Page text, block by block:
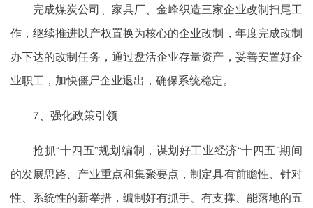
完成煤炭公司、家具厂、金峰织造三家企业改制扫尾工
作，继续推进以产权置换为核心的企业改制，年度完成改制
办下达的改制任务，通过盘活企业存量资产，妥善安置好企
业职工，加快僵尸企业退出，确保系统稳定。
7、强化政策引领
抢抓“十四五”规划编制，谋划好工业经济“十四五”期间
的发展思路、产业重点和集聚要点，制定具有前瞻性、针对
性、系统性的新举措，编制好有抓手、有支撑、能落地的五